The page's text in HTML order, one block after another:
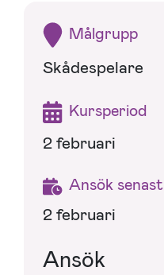
Målgrupp
Skådespelare
Kursperiod
2 februari
Ansök senast
2 februari
Ansök